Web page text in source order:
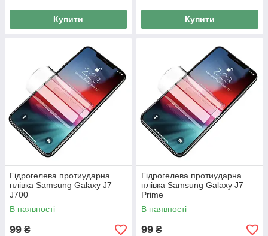
Купити Купити
Гідрогелева протиударна
плівка Samsung Galaxy J7
J700
В наявності
99 ₴
Гідрогелева протиударна
плівка Samsung Galaxy J7
Prime
В наявності
99 ₴